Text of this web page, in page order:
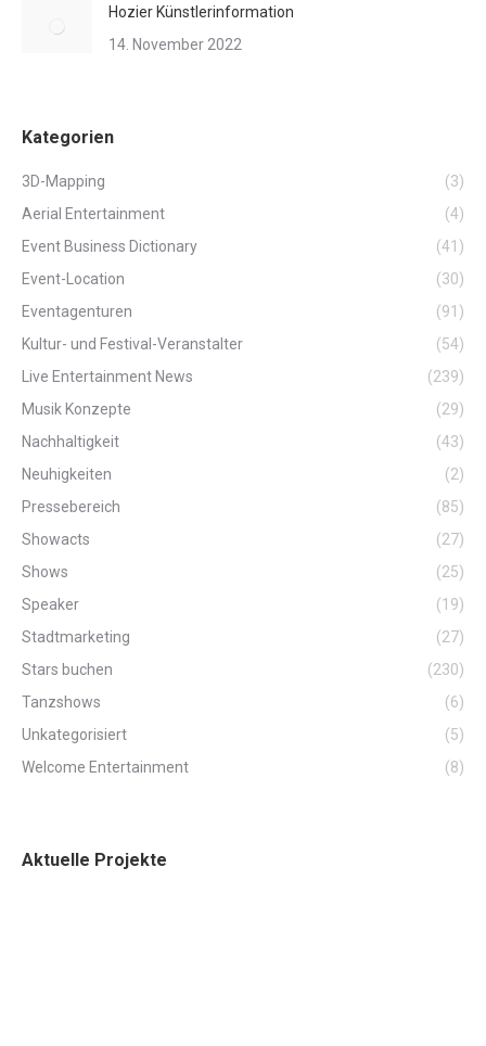
Hozier Künstlerinformation
14. November 2022
Kategorien
3D-Mapping
(3)
Aerial Entertainment
(4)
Event Business Dictionary
(41)
Event-Location
(30)
Eventagenturen
(91)
Kultur- und Festival-Veranstalter
(54)
Live Entertainment News
(239)
Musik Konzepte
(29)
Nachhaltigkeit
(43)
Neuhigkeiten
(2)
Pressebereich
(85)
Showacts
(27)
Shows
(25)
Speaker
(19)
Stadtmarketing
(27)
Stars buchen
(230)
Tanzshows
(6)
Unkategorisiert
(5)
Welcome Entertainment
(8)
Aktuelle Projekte